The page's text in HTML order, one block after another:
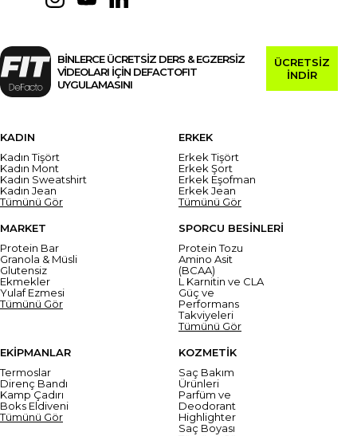
BİNLERCE ÜCRETSİZ DERS & EGZERSİZ
VİDEOLARI İÇİN DEFACTOFIT
UYGULAMASINI
ÜCRETSİZ
İNDİR
KADIN
Kadın Tişört
Kadın Mont
Kadın Sweatshirt
Kadın Jean
Tümünü Gör
ERKEK
Erkek Tişört
Erkek Şort
Erkek Eşofman
Erkek Jean
Tümünü Gör
MARKET
Protein Bar
Granola & Müsli
Glutensiz
Ekmekler
Yulaf Ezmesi
Tümünü Gör
SPORCU BESİNLERİ
Protein Tozu
Amino Asit
(BCAA)
L Karnitin ve CLA
Güç ve
Performans
Takviyeleri
Tümünü Gör
EKİPMANLAR
Termoslar
Direnç Bandı
Kamp Çadırı
Boks Eldiveni
Tümünü Gör
KOZMETİK
Saç Bakım
Ürünleri
Parfüm ve
Deodorant
Highlighter
Saç Boyası